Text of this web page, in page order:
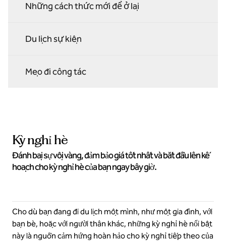
Những cách thức mới để ở lại
Du lịch sự kiện
Mẹo đi công tác
Kỳ nghỉ hè
Đánh bại sự vội vàng, đảm bảo giá tốt nhất và bắt đầu lên kế
hoạch cho kỳ nghỉ hè của bạn ngay bây giờ.
Cho dù bạn đang đi du lịch một mình, như một gia đình, với
bạn bè, hoặc với người thân khác, những kỳ nghỉ hè nổi bật
này là nguồn cảm hứng hoàn hảo cho kỳ nghỉ tiếp theo của